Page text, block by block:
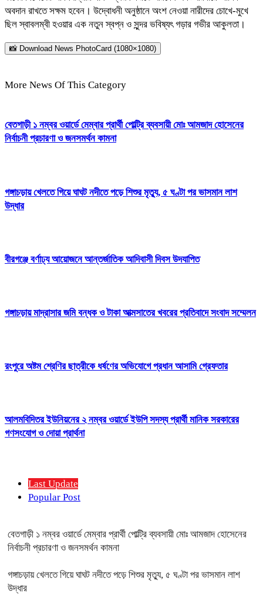
অবদান রাখতে সক্ষম হবেন। উদ্বোধনী অনুষ্ঠানে অংশ নেওয়া নারীদের চোখে-মুখে
ছিল স্বাবলম্বী হওয়ার এক নতুন স্বপ্ন ও সুন্দর ভবিষ্যৎ গড়ার গভীর আকুলতা।
📸 Download News PhotoCard (1080×1080)
More News Of This Category
বেতগাড়ী ১ নম্বর ওয়ার্ডে মেম্বার প্রার্থী পোল্ট্রি ব্যবসায়ী মোঃ আমজাদ হোসেনের
নির্বাচনী প্রচারণা ও জনসমর্থন কামনা
গঙ্গাচড়ায় খেলতে গিয়ে ঘাঘট নদীতে পড়ে শিশুর মৃত্যু, ৫ ঘণ্টা পর ভাসমান লাশ
উদ্ধার
বীরগঞ্জে বর্ণাঢ্য আয়োজনে আন্তর্জাতিক আদিবাসী দিবস উদযাপিত
গঙ্গাচড়ায় মাদ্রাসার জমি বন্ধক ও টাকা আত্মসাতের খবরের প্রতিবাদে সংবাদ সম্মেলন
রংপুরে অষ্টম শ্রেণির ছাত্রীকে ধর্ষণের অভিযোগে প্রধান আসামি গ্রেফতার
আলমবিদিতর ইউনিয়নের ২ নম্বর ওয়ার্ডে ইউপি সদস্য প্রার্থী মানিক সরকারের
গণসংযোগ ও দোয়া প্রার্থনা
Last Update
Popular Post
বেতগাড়ী ১ নম্বর ওয়ার্ডে মেম্বার প্রার্থী পোল্ট্রি ব্যবসায়ী মোঃ আমজাদ হোসেনের
নির্বাচনী প্রচারণা ও জনসমর্থন কামনা
গঙ্গাচড়ায় খেলতে গিয়ে ঘাঘট নদীতে পড়ে শিশুর মৃত্যু, ৫ ঘণ্টা পর ভাসমান লাশ
উদ্ধার